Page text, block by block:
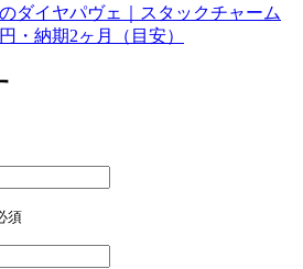
ダイヤパヴェ｜スタックチャーム
・納期2ヶ月（目安）
須